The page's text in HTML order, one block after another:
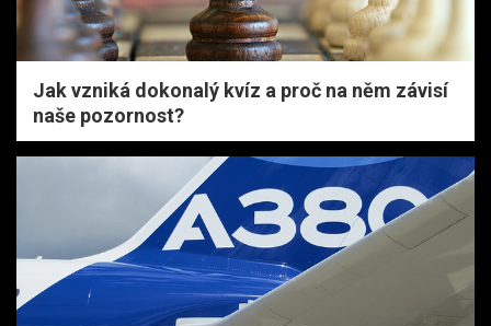
Jak vzniká dokonalý kvíz a proč na něm závisí
naše pozornost?